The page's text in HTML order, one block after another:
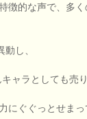
徴的な声で、多
動し、
ャラとしても売
にぐぐっとせまっ